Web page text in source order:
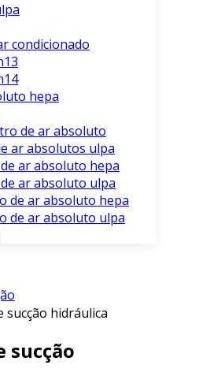
condicionado
hepa
de ar absoluto
ar absolutos ulpa
ar absoluto hepa
ar absoluto ulpa
de ar absoluto hepa
de ar absoluto ulpa
sucção hidráulica
sucção